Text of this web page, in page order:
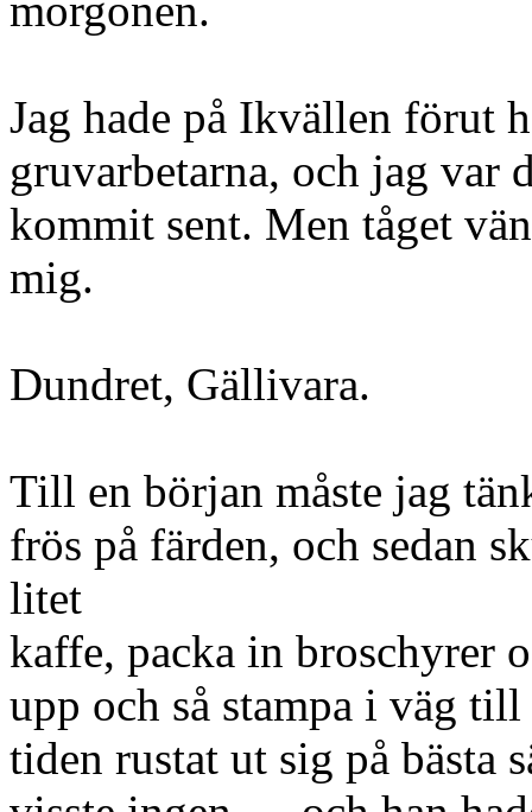
Jag hade på Ikvällen förut
gruvarbetarna, och jag var
kommit sent. Men tåget
mig.
Dundret, Gällivara.
Till en början måste jag
frös på färden, och sedan
litet
kaffe, packa in broschyrer
upp och så stampa i väg
tiden rustat ut sig på bästa